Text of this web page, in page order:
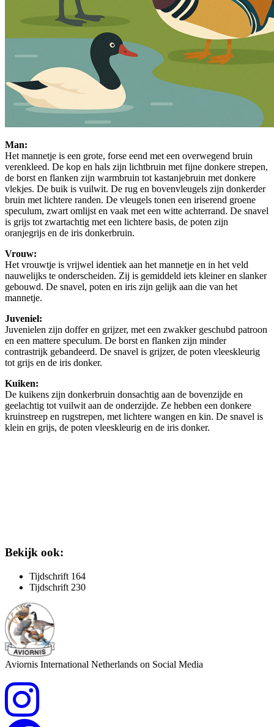
Man:
Het mannetje is een grote, forse eend met een overwegend bruin
verenkleed. De kop en hals zijn lichtbruin met fijne donkere strepen,
de borst en flanken zijn warmbruin tot kastanjebruin met donkere
vlekjes. De buik is vuilwit. De rug en bovenvleugels zijn donkerder
bruin met lichtere randen. De vleugels tonen een iriserend groene
speculum, zwart omlijst en vaak met een witte achterrand. De snavel
is grijs tot zwartachtig met een lichtere basis, de poten zijn
oranjegrijs en de iris donkerbruin.
Vrouw:
Het vrouwtje is vrijwel identiek aan het mannetje en in het veld
nauwelijks te onderscheiden. Zij is gemiddeld iets kleiner en slanker
gebouwd. De snavel, poten en iris zijn gelijk aan die van het
mannetje.
Juveniel:
Juvenielen zijn doffer en grijzer, met een zwakker geschubd patroon
en een mattere speculum. De borst en flanken zijn minder
contrastrijk gebandeerd. De snavel is grijzer, de poten vleeskleurig
tot grijs en de iris donker.
Kuiken:
De kuikens zijn donkerbruin donsachtig aan de bovenzijde en
geelachtig tot vuilwit aan de onderzijde. Ze hebben een donkere
kruinstreep en rugstrepen, met lichtere wangen en kin. De snavel is
klein en grijs, de poten vleeskleurig en de iris donker.
Bekijk ook:
Tijdschrift 164
Tijdschrift 230
Aviornis International Netherlands on Social Media